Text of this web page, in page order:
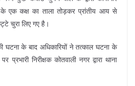
के एक कक्ष का ताला तोड़कर प्रांतीय आय से
चुरा लिए गए है।
घटना के बाद अधिकारियों ने तत्काल घटना के
निरीक्षक कोतवाली नगर द्वारा थाना